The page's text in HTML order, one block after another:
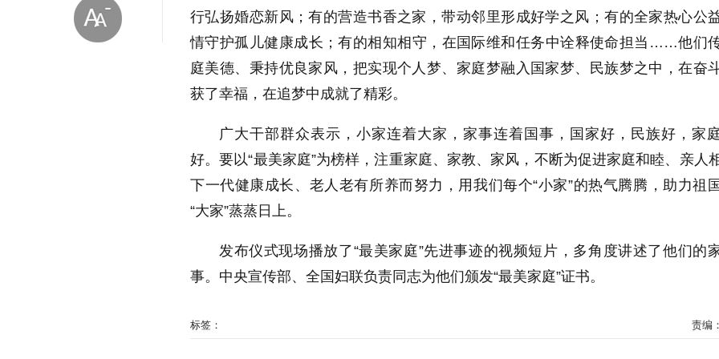
行弘扬婚恋新风；有的营造书香之家，带动邻里形成好学之风；有的全家热心公
情守护孤儿健康成长；有的相知相守，在国际维和任务中诠释使命担当……他们
庭美德、秉持优良家风，把实现个人梦、家庭梦融入国家梦、民族梦之中，在奋
获了幸福，在追梦中成就了精彩。
广大干部群众表示，小家连着大家，家事连着国事，国家好，民族好，家
好。要以“最美家庭”为榜样，注重家庭、家教、家风，不断为促进家庭和睦、亲人
下一代健康成长、老人老有所养而努力，用我们每个“小家”的热气腾腾，助力祖
“大家”蒸蒸日上。
发布仪式现场播放了“最美家庭”先进事迹的视频短片，多角度讲述了他们的
事。中央宣传部、全国妇联负责同志为他们颁发“最美家庭”证书。
标签： 责编